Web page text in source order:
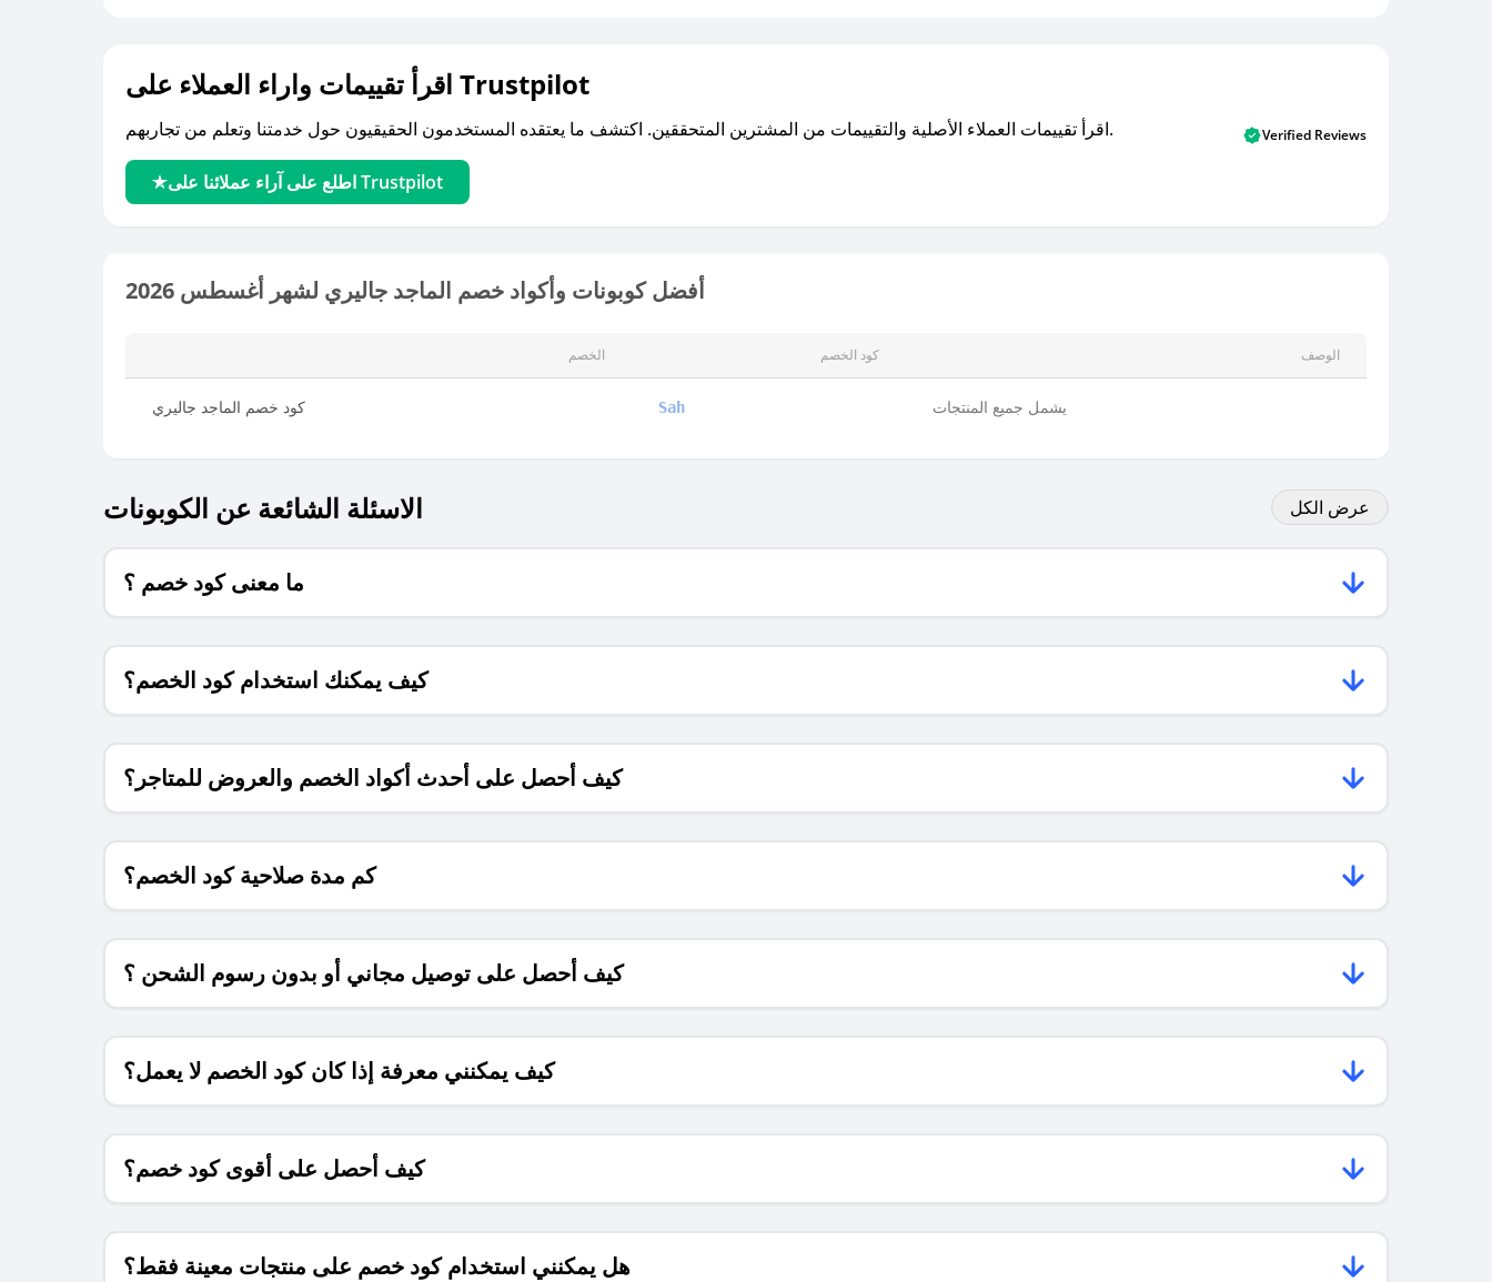
اقرأ تقييمات واراء العملاء على Trustpilot
اقرأ تقييمات العملاء الأصلية والتقييمات من المشترين المتحققين. اكتشف ما يعتقده المستخدمون الحقيقيون حول خدمتنا وتعلم من تجاربهم.
اطلع على آراء عملائنا على Trustpilot
Verified Reviews
أفضل كوبونات وأكواد خصم الماجد جاليري لشهر أغسطس 2026
الخصم كود الخصم الوصف
كود خصم الماجد جاليري Sah يشمل جميع المنتجات
الاسئلة الشائعة عن الكوبونات عرض الكل
ما معنى كود خصم ؟
كيف يمكنك استخدام كود الخصم؟
كيف أحصل على أحدث أكواد الخصم والعروض للمتاجر؟
كم مدة صلاحية كود الخصم؟
كيف أحصل على توصيل مجاني أو بدون رسوم الشحن ؟
كيف يمكنني معرفة إذا كان كود الخصم لا يعمل؟
كيف أحصل على أقوى كود خصم؟
هل يمكنني استخدام كود خصم على منتجات معينة فقط؟